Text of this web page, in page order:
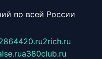
по всей России
2rich.ru
a380club.ru